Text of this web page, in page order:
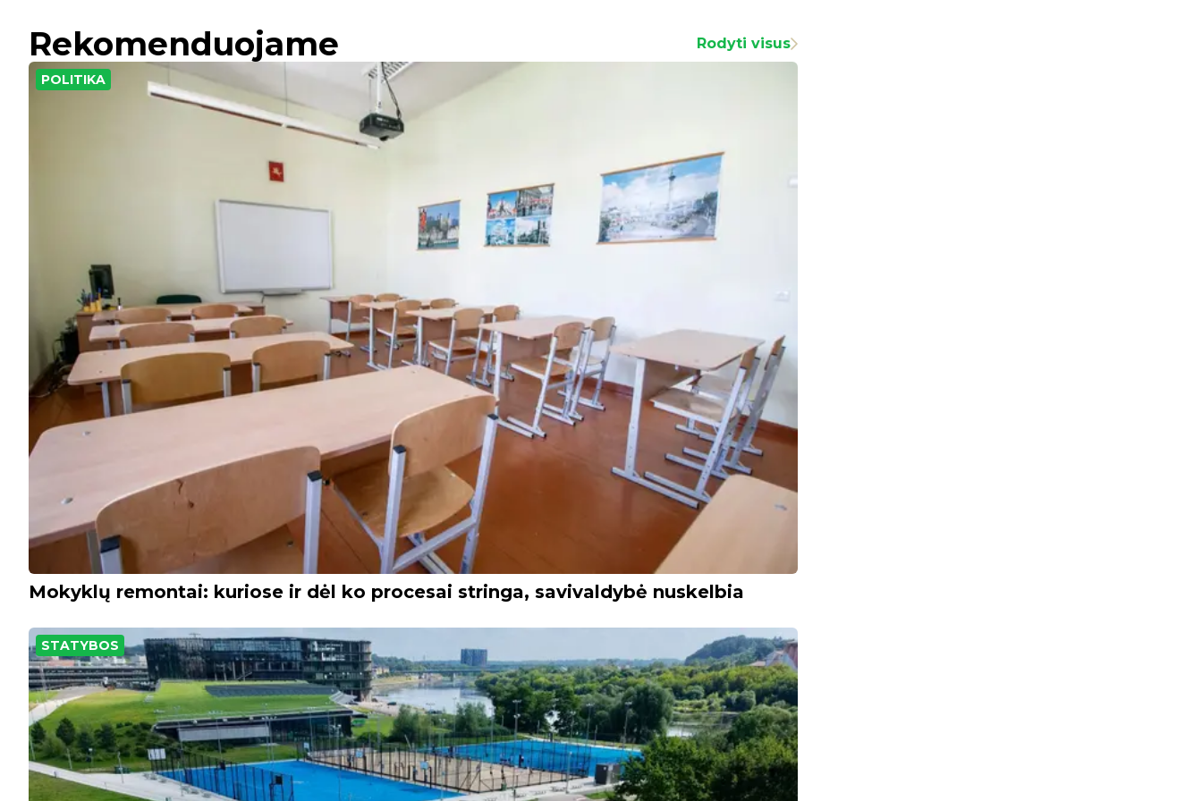
Rekomenduojame Rodyti visus
POLITIKA
Mokyklų remontai: kuriose ir dėl ko procesai stringa, savivaldybė nuskelbia
STATYBOS